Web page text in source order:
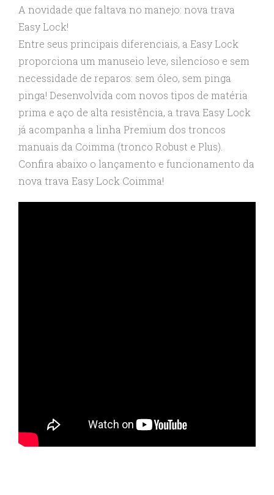
A novidade que faltava no manejo: nova trava
Easy Lock!
Entre seus principais diferenciais, a Easy Lock
proporciona um manuseio leve, silencioso e sem
necessidade de reparos: sem óleo, sem pinga
pinga! Desenvolvida com novos tipos de matéria
prima e aço de alta resistência, a trava Easy Lock
já acompanha a linha Premium dos troncos
manuais da Coimma (tronco Robust e Plus).
Confira abaixo o lançamento e funcionamento da
nova trava Easy Lock Coimma!